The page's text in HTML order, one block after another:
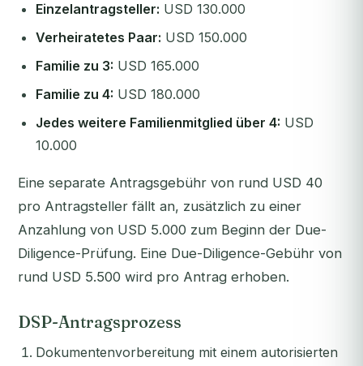
Einzelantragsteller: USD 130.000
Verheiratetes Paar: USD 150.000
Familie zu 3: USD 165.000
Familie zu 4: USD 180.000
Jedes weitere Familienmitglied über 4: USD
10.000
Eine separate Antragsgebühr von rund USD 40
pro Antragsteller fällt an, zusätzlich zu einer
Anzahlung von USD 5.000 zum Beginn der Due-
Diligence-Prüfung. Eine Due-Diligence-Gebühr von
rund USD 5.500 wird pro Antrag erhoben.
DSP-Antragsprozess
Dokumentenvorbereitung mit einem autorisierten